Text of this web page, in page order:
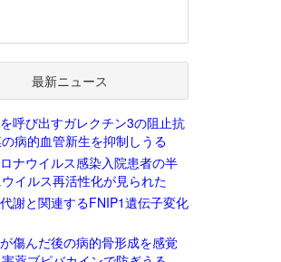
最新ニュース
呼び出すガレクチン3の阻止抗
病的血管新生を抑制しうる
ナウイルス感染入院患者の半
イルス再活性化が見られた
謝と関連するFNIP1遺伝子変化
傷んだ後の病的骨形成を感覚